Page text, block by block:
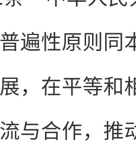
遍性原则同
，在平等和
与合作，推